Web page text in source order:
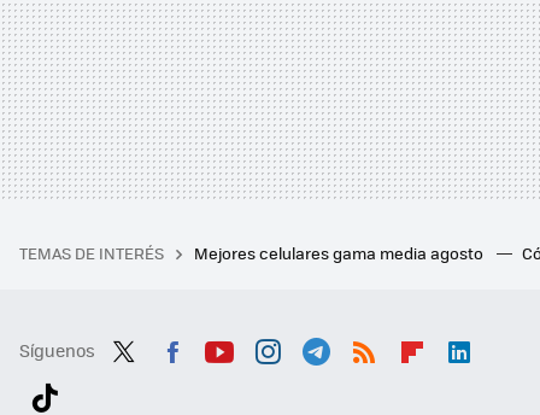
TEMAS DE INTERÉS Mejores celulares gama media agosto
Síguenos